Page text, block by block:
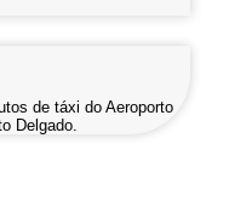
de táxi do Aeroporto
Delgado.